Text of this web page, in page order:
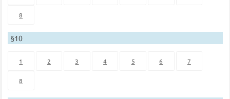
8
§10
1 2 3 4 5 6 7
8